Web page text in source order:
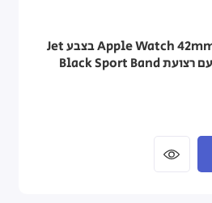
שעון Apple Watch 42mm Series 11 GPS בצבע Jet
Black Aluminium עם רצועת Black Sport Band